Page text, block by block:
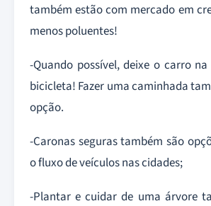
também estão com mercado em
menos poluentes!
-Quando possível, deixe o carro
bicicleta! Fazer uma caminhada
opção.
-Caronas seguras também são
o fluxo de veículos nas cidades;
-Plantar e cuidar de uma árvore